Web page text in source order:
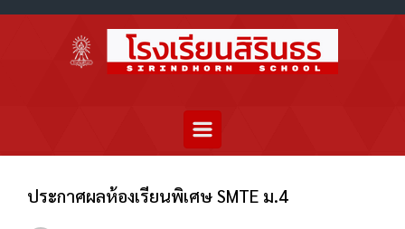
ประกาศผลห้องเรียนพิเศษ SMTE ม.4